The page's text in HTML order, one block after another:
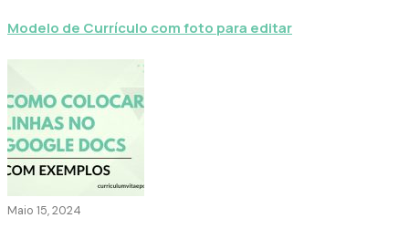
Modelo de Currículo com foto para editar
Maio 15, 2024